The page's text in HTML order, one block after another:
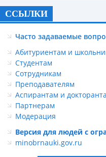
ССЫЛКИ
Часто задаваемые
Абитуриентам и
Студентам
Сотрудникам
Преподавателям
Аспирантам и
Партнерам
Модерация
Версия для людей с
minobrnauki.gov.ru